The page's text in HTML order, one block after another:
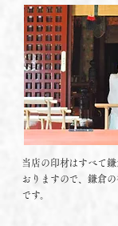
当店の印材はすべて
おりますので、鎌倉
です。